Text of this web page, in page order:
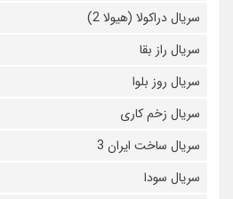
سریال دراکولا (هیولا 2)
سریال راز بقا
سریال روز بلوا
سریال زخم کاری
سریال ساخت ایران 3
سریال سودا